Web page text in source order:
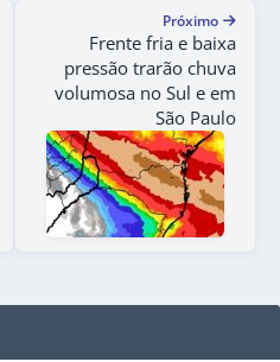
Próximo
Frente fria e baixa
pressão trarão chuva
volumosa no Sul e em
São Paulo